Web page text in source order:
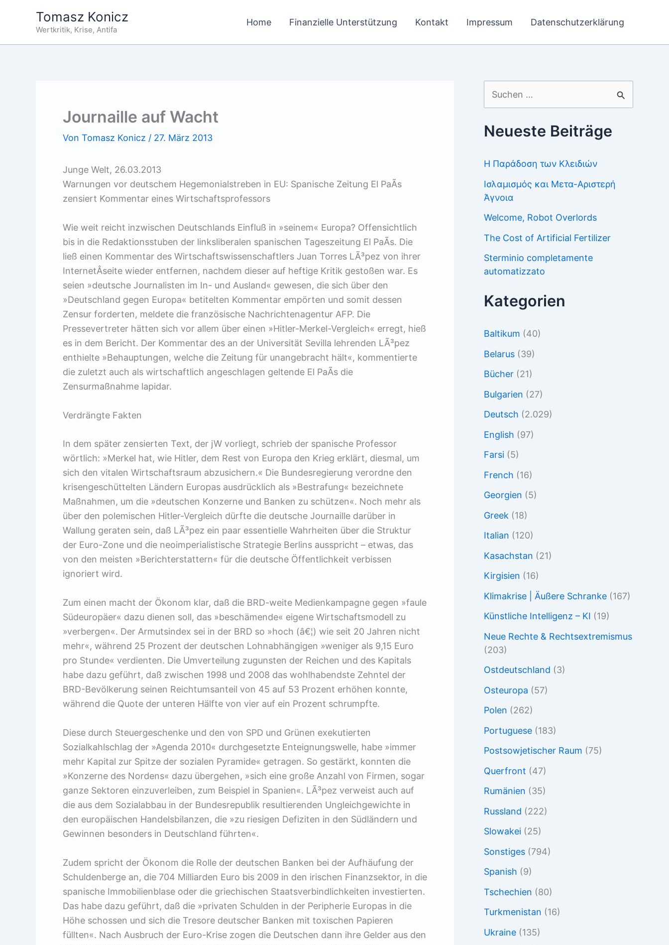
Tomasz Konicz
Wertkritik, Krise, Antifa
Home Finanzielle Unterstützung Kontakt Impressum Datenschutzerklärung
Journaille auf Wacht
Von Tomasz Konicz / 27. März 2013
Junge Welt, 26.03.2013
Warnungen vor deutschem Hegemonialstreben in EU: Spanische Zeitung El PaÃ­s
zensiert Kommentar eines Wirtschaftsprofessors
Wie weit reicht inzwischen Deutschlands Einfluß in »seinem« Europa? Offensichtlich
bis in die Redaktionsstuben der linksliberalen spanischen Tageszeitung El PaÃ­s. Die
ließ einen Kommentar des Wirtschaftswissenschaftlers Juan Torres LÃ³pez von ihrer
InternetÂ­seite wieder entfernen, nachdem dieser auf heftige Kritik gestoßen war. Es
seien »deutsche Journalisten im In- und Ausland« gewesen, die sich über den
»Deutschland gegen Europa« betitelten Kommentar empörten und somit dessen
Zensur forderten, meldete die französische Nachrichtenagentur AFP. Die
Pressevertreter hätten sich vor allem über einen »Hitler-Merkel-Vergleich« erregt, hieß
es in dem Bericht. Der Kommentar des an der Universität Sevilla lehrenden LÃ³pez
enthielte »Behauptungen, welche die Zeitung für unangebracht hält«, kommentierte
die zuletzt auch als wirtschaftlich angeschlagen geltende El PaÃ­s die
Zensurmaßnahme lapidar.
Verdrängte Fakten
In dem später zensierten Text, der jW vorliegt, schrieb der spanische Professor
wörtlich: »Merkel hat, wie Hitler, dem Rest von Europa den Krieg erklärt, diesmal, um
sich den vitalen Wirtschaftsraum abzusichern.« Die Bundesregierung verordne den
krisengeschüttelten Ländern Europas ausdrücklich als »Bestrafung« bezeichnete
Maßnahmen, um die »deutschen Konzerne und Banken zu schützen«. Noch mehr als
über den polemischen Hitler-Vergleich dürfte die deutsche Journaille darüber in
Wallung geraten sein, daß LÃ³pez ein paar essentielle Wahrheiten über die Struktur
der Euro-Zone und die neoimperialistische Strategie Berlins ausspricht – etwas, das
von den meisten »Berichterstattern« für die deutsche Öffentlichkeit verbissen
ignoriert wird.
Zum einen macht der Ökonom klar, daß die BRD-weite Medienkampagne gegen »faule
Südeuropäer« dazu dienen soll, das »beschämende« eigene Wirtschaftsmodell zu
»verbergen«. Der Armutsindex sei in der BRD so »hoch (â€¦) wie seit 20 Jahren nicht
mehr«, während 25 Prozent der deutschen Lohnabhängigen »weniger als 9,15 Euro
pro Stunde« verdienten. Die Umverteilung zugunsten der Reichen und des Kapitals
habe dazu geführt, daß zwischen 1998 und 2008 das wohlhabendste Zehntel der
BRD-Bevölkerung seinen Reichtumsanteil von 45 auf 53 Prozent erhöhen konnte,
während die Quote der unteren Hälfte von vier auf ein Prozent schrumpfte.
Diese durch Steuergeschenke und den von SPD und Grünen exekutierten
Sozialkahlschlag der »Agenda 2010« durchgesetzte Enteignungswelle, habe »immer
mehr Kapital zur Spitze der sozialen Pyramide« getragen. So gestärkt, konnten die
»Konzerne des Nordens« dazu übergehen, »sich eine große Anzahl von Firmen, sogar
ganze Sektoren einzuverleiben, zum Beispiel in Spanien«. LÃ³pez verweist auch auf
die aus dem Sozialabbau in der Bundesrepublik resultierenden Ungleichgewichte in
den europäischen Handelsbilanzen, die »zu riesigen Defiziten in den Südländern und
Gewinnen besonders in Deutschland führten«.
Zudem spricht der Ökonom die Rolle der deutschen Banken bei der Aufhäufung der
Schuldenberge an, die 704 Milliarden Euro bis 2009 in den irischen Finanzsektor, in die
spanische Immobilienblase oder die griechischen Staatsverbindlichkeiten investierten.
Das habe dazu geführt, daß die »privaten Schulden in der Peripherie Europas in die
Höhe schossen und sich die Tresore deutscher Banken mit toxischen Papieren
füllten«. Nach Ausbruch der Euro-Krise zogen die Deutschen dann ihre Gelder aus den
Suchen
nach:
Neueste Beiträge
Η Παράδοση των Κλειδιών
Ισλαμισμός και Μετα-Αριστερή
Άγνοια
Welcome, Robot Overlords
The Cost of Artificial Fertilizer
Sterminio completamente
automatizzato
Kategorien
Baltikum (40)
Belarus (39)
Bücher (21)
Bulgarien (27)
Deutsch (2.029)
English (97)
Farsi (5)
French (16)
Georgien (5)
Greek (18)
Italian (120)
Kasachstan (21)
Kirgisien (16)
Klimakrise | Äußere Schranke (167)
Künstliche Intelligenz – KI (19)
Neue Rechte & Rechtsextremismus
(203)
Ostdeutschland (3)
Osteuropa (57)
Polen (262)
Portuguese (183)
Postsowjetischer Raum (75)
Querfront (47)
Rumänien (35)
Russland (222)
Slowakei (25)
Sonstiges (794)
Spanish (9)
Tschechien (80)
Turkmenistan (16)
Ukraine (135)